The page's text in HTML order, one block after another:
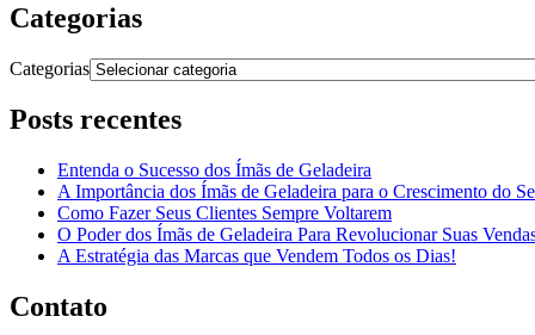
Categorias
Categorias
Posts recentes
Entenda o Sucesso dos Ímãs de Geladeira
A Importância dos Ímãs de Geladeira para o Crescimento do
Como Fazer Seus Clientes Sempre Voltarem
O Poder dos Ímãs de Geladeira Para Revolucionar Suas
A Estratégia das Marcas que Vendem Todos os Dias!
Contato